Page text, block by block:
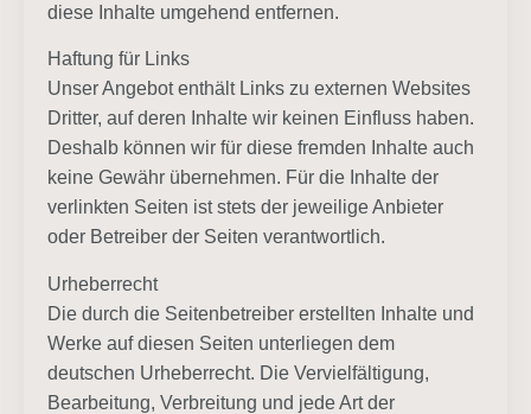
diese Inhalte umgehend entfernen.
Haftung für Links
Unser Angebot enthält Links zu externen Websites
Dritter, auf deren Inhalte wir keinen Einfluss haben.
Deshalb können wir für diese fremden Inhalte auch
keine Gewähr übernehmen. Für die Inhalte der
verlinkten Seiten ist stets der jeweilige Anbieter
oder Betreiber der Seiten verantwortlich.
Urheberrecht
Die durch die Seitenbetreiber erstellten Inhalte und
Werke auf diesen Seiten unterliegen dem
deutschen Urheberrecht. Die Vervielfältigung,
Bearbeitung, Verbreitung und jede Art der